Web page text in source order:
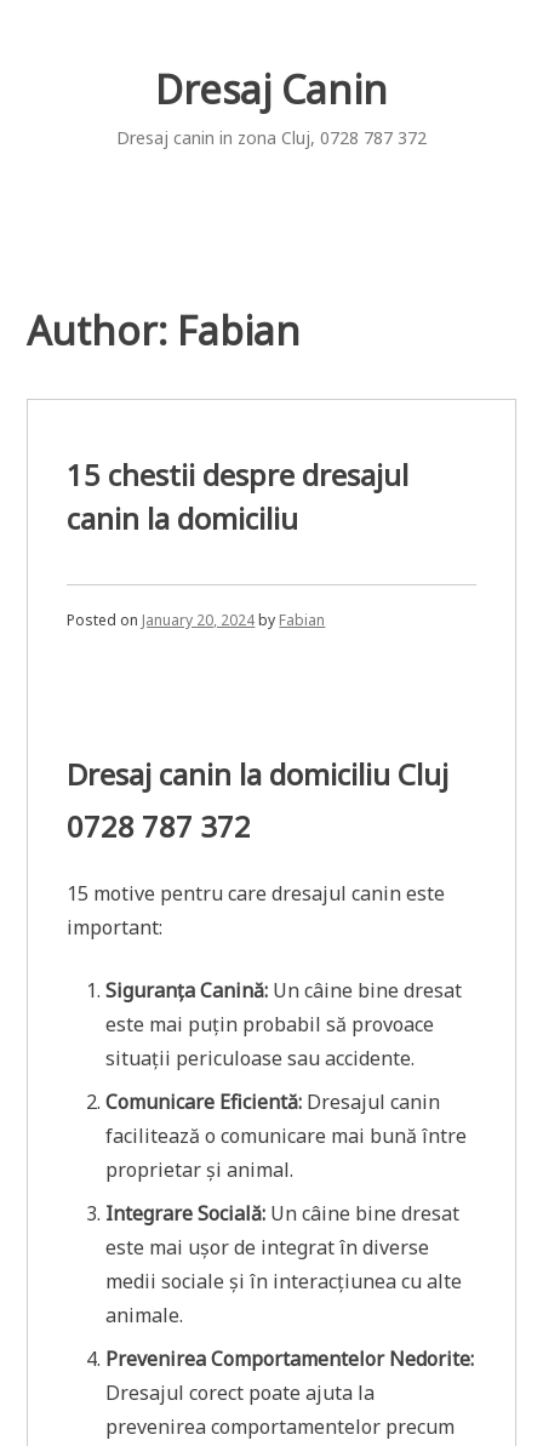
Dresaj Canin
Dresaj canin in zona Cluj, 0728 787 372
Author: Fabian
15 chestii despre dresajul
canin la domiciliu
Posted on January 20, 2024by Fabian
Dresaj canin la domiciliu Cluj
0728 787 372
15 motive pentru care dresajul canin este
important:
Siguranța Canină: Un câine bine dresat
este mai puțin probabil să provoace
situații periculoase sau accidente.
Comunicare Eficientă: Dresajul canin
facilitează o comunicare mai bună între
proprietar și animal.
Integrare Socială: Un câine bine dresat
este mai ușor de integrat în diverse
medii sociale și în interacțiunea cu alte
animale.
Prevenirea Comportamentelor Nedorite:
Dresajul corect poate ajuta la
prevenirea comportamentelor precum